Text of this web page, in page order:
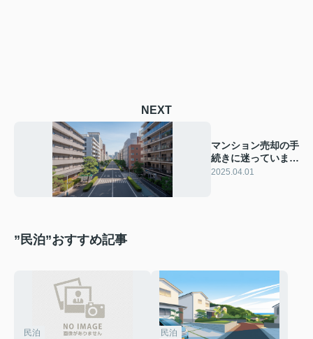
NEXT
マンション売却の手
続きに迷っていませ
んか？北谷町での流
2025.04.01
”民泊”おすすめ記事
民泊 民泊